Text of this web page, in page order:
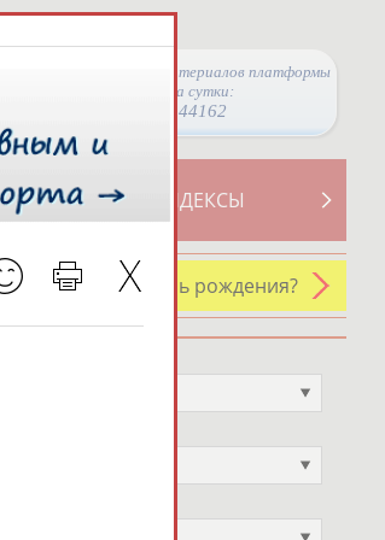
Просмотры материалов платформы
за сутки:
44162
СВОДНЫЕ ИНДЕКСЫ
У кого сегодня день рождения?